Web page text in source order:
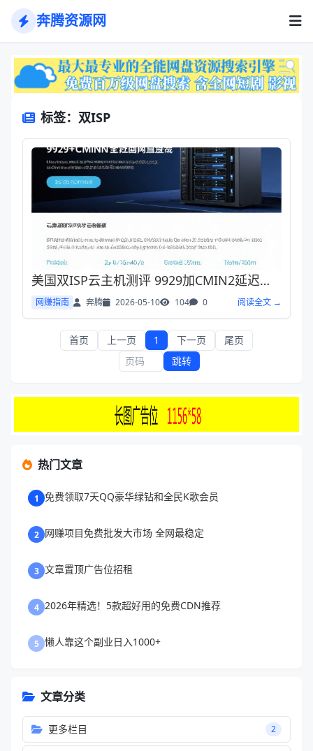
奔腾资源网
标签：双ISP
美国双ISP云主机测评 9929加CMIN2延迟与带宽表现惊艳
网赚指南 奔腾 2026-05-10 104 0 阅读全文 →
首页 上一页 1 下一页
尾页
跳转
热门文章
1 免费领取7天QQ豪华绿钻和全民K歌会员
2 网赚项目免费批发大市场 全网最稳定
3 文章置顶广告位招租
4 2026年精选！5款超好用的免费CDN推荐
5 懒人靠这个副业日入1000+
文章分类
更多栏目 2